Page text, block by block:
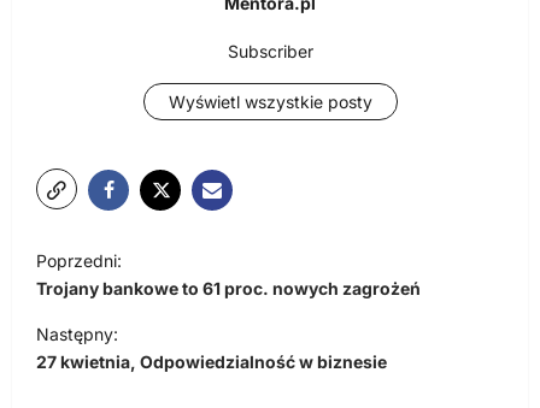
Subscriber
Wyświetl wszystkie posty
N
a
w
i
Poprzedni:
Trojany bankowe to 61 proc. nowych zagrożeń
Następny:
27 kwietnia, Odpowiedzialność w biznesie